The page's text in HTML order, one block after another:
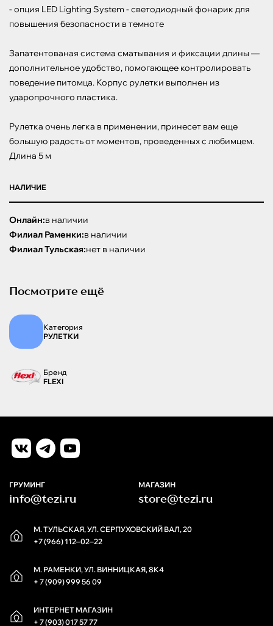
- опция LED Lighting System - светодиодный фонарик для
повышения безопасности в темноте
Запатентованая система сматывания и фиксации длины —
дополнительное удобство, помогающее контролировать
поведение питомца. Корпус рулетки выполнен из
ударопрочного пластика.
Рулетка очень легка в применении, принесет вам еще
большую радость от моментов, проведенных с любимцем.
Длина 5 м
НАЛИЧИЕ
Онлайн:в наличии
Филиал Раменки:в наличии
Филиал Тульская:нет в наличии
Посмотрите ещё
Категория
РУЛЕТКИ
Бренд
FLEXI
М. ТУЛЬСКАЯ, УЛ. СЕРПУХОВСКИЙ ВАЛ, 20
+7 (966) 112‒02‒22
М. РАМЕНКИ, УЛ. ВИННИЦКАЯ, 8К4
+ 7 (909) 999 56 09
ИНТЕРНЕТ МАГАЗИН
+ 7 (903) 017 57 77
ГРУМИНГ
info@tezi.ru
МАГАЗИН
store@tezi.ru